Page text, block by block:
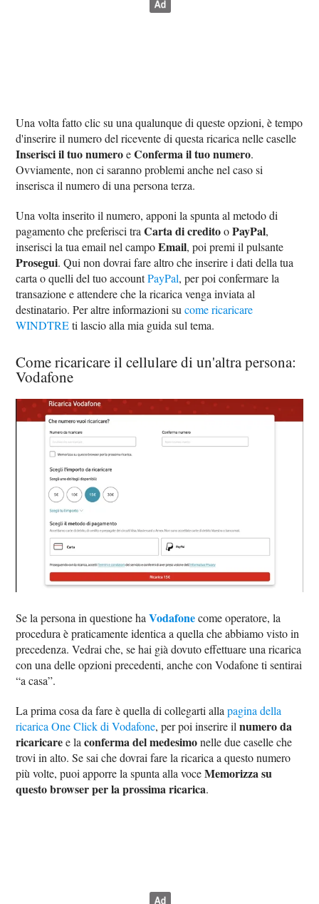
Una volta fatto clic su una qualunque di queste opzioni, è tempo
d'inserire il numero del ricevente di questa ricarica nelle caselle
Inserisci il tuo numeroeConferma il tuo numero.
Ovviamente, non ci saranno problemi anche nel caso si
inserisca il numero di una persona terza.
Una volta inserito il numero, apponi la spunta al metodo di
pagamento che preferisci traCarta di creditooPayPal,
inserisci la tua email nel campoEmail, poi premi il pulsante
Prosegui. Qui non dovrai fare altro che inserire i dati della tua
carta o quelli del tuo accountPayPal, per poi confermare la
transazione e attendere che la ricarica venga inviata al
destinatario. Per altre informazioni sucome ricaricare
WINDTREti lascio alla mia guida sul tema.
Come ricaricare il cellulare di un'altra persona:
Vodafone
Se la persona in questione haVodafonecome operatore, la
procedura è praticamente identica a quella che abbiamo visto in
precedenza. Vedrai che, se hai già dovuto effettuare una ricarica
con una delle opzioni precedenti, anche con Vodafone ti sentirai
“a casa”.
La prima cosa da fare è quella di collegarti allapagina della
ricarica One Click di Vodafone, per poi inserire ilnumero da
ricaricaree laconferma del medesimonelle due caselle che
trovi in alto. Se sai che dovrai fare la ricarica a questo numero
più volte, puoi apporre la spunta alla voceMemorizza su
questo browser per la prossima ricarica.